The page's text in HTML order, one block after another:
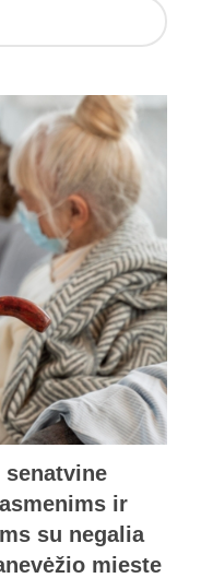
ir
su negalia
mieste